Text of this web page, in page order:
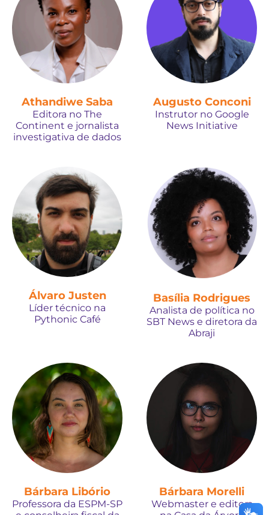
Athandiwe Saba
Editora no The
Continent e jornalista
investigativa de dados
Augusto Conconi
Instrutor no Google
News Initiative
Álvaro Justen
Líder técnico na
Pythonic Café
Basília Rodrigues
Analista de política no
SBT News e diretora da
Abraji
Bárbara Libório
Professora da ESPM-SP
Bárbara Morelli
Webmaster e editora